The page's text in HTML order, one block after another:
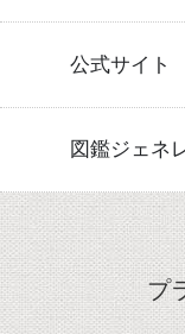
公式サイト
図鑑ジェネ
プ